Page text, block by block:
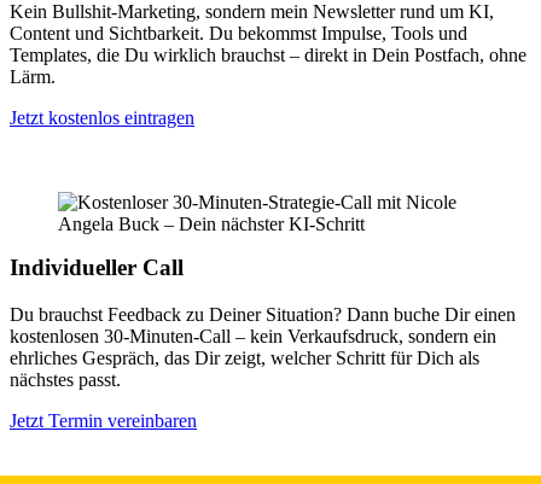
Kein Bullshit-Marketing, sondern mein Newsletter rund um KI,
Content und Sichtbarkeit. Du bekommst Impulse, Tools und
Templates, die Du wirklich brauchst – direkt in Dein Postfach, ohne
Lärm.
Jetzt kostenlos eintragen
Individueller Call
Du brauchst Feedback zu Deiner Situation? Dann buche Dir einen
kostenlosen 30-Minuten-Call – kein Verkaufsdruck, sondern ein
ehrliches Gespräch, das Dir zeigt, welcher Schritt für Dich als
nächstes passt.
Jetzt Termin vereinbaren